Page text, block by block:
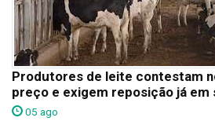
Produtores de leite contestam
preço e exigem reposição já
05 ago